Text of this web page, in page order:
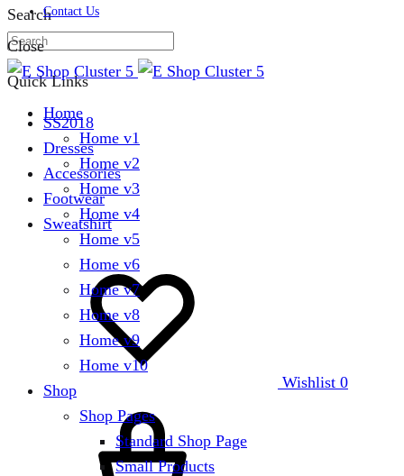
Search
Quick Links
SS2018
Dresses
Accessories
Footwear
Sweatshirt
Wishlist 0
Contact Us
Close
Home
Home v1
Home v2
Home v3
Home v4
Home v5
Home v6
Home v7
Home v8
Home v9
Home v10
Shop
Shop Pages
Standard Shop Page
Small Products